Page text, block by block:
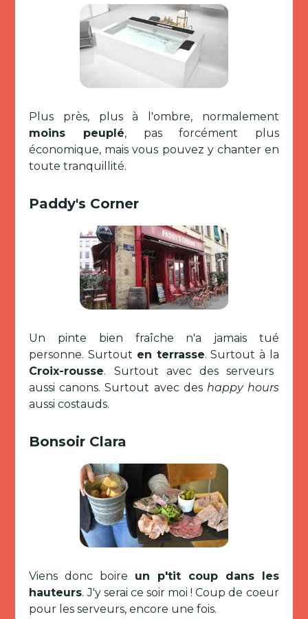
Plus près, plus à l'ombre, normalement
moins peuplé, pas forcément plus
économique, mais vous pouvez y chanter en
toute tranquillité.
Paddy's Corner
Un pinte bien fraîche n'a jamais tué
personne. Surtout en terrasse. Surtout à la
Croix-rousse. Surtout avec des serveurs
aussi canons. Surtout avec deshappy hours
aussi costauds.
Bonsoir Clara
Viens donc boire un p'tit coup dans les
hauteurs. J'y serai ce soir moi ! Coup de coeur
pour les serveurs, encore une fois.